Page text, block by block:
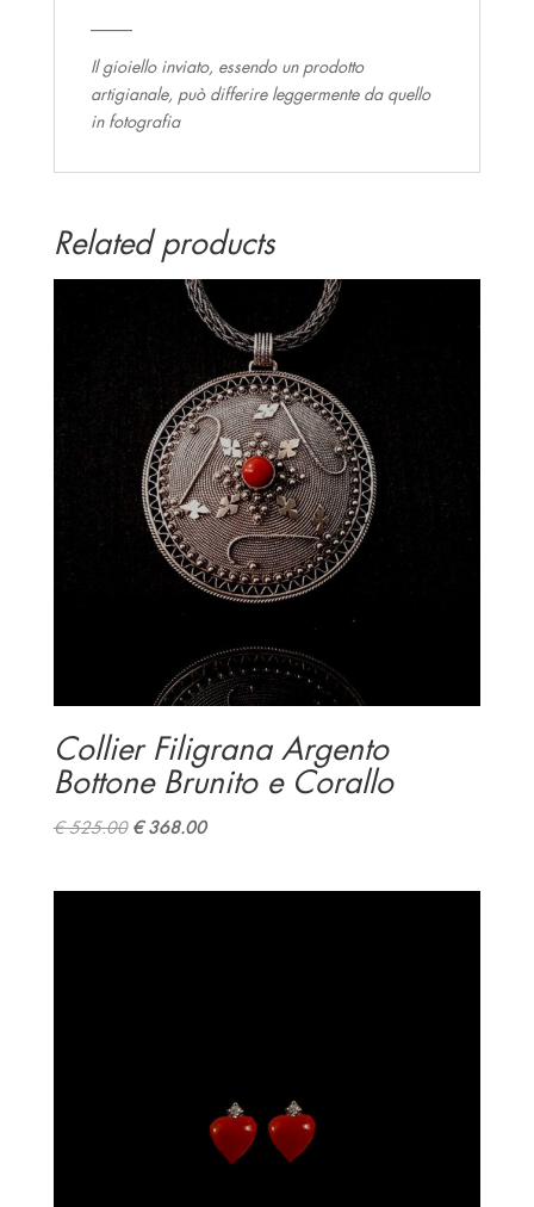
Il gioiello inviato, essendo un prodotto
artigianale, può differire leggermente da quello
in fotografia
Related products
Collier Filigrana Argento
Bottone Brunito e Corallo
€525.00 Original
€368.00Current